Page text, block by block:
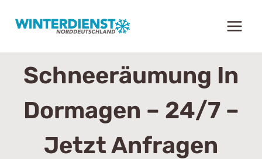
Inhalt
Schneeräumung In
Dormagen – 24/7 –
Jetzt Anfragen